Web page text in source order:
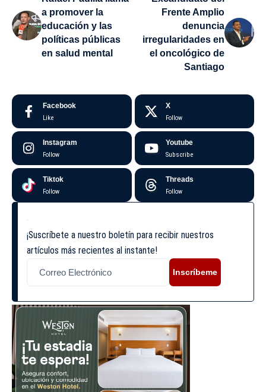
a promover la
educación y las
políticas públicas
en salud mental
Frente Amplio
denuncia
irregularidades en
el oncológico de
Santiago
Facebook
Like
X
Follow
Instagram
Follow
Youtube
Subscribe
Tiktok
Follow
Threads
Follow
¡Suscríbete a nuestro boletín para recibir nuestros
artículos más recientes al instante!
Inscríbeme